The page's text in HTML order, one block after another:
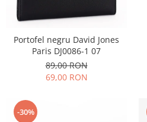
Incaltamine primavara-vara piele
Imbracaminte
Camasi si topuri
Blugi si pantaloni
Pulovere si cardigane
Rochii
Salopete
Portofel negru David Jones
Paris DJ0086-1 07
89,00 RON
69,00 RON
-30%